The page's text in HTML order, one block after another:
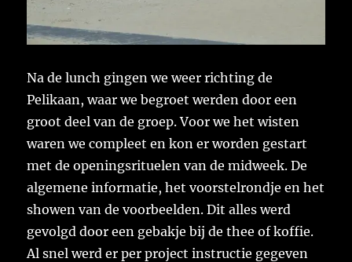
Na de lunch gingen we weer richting de
Pelikaan, waar we begroet werden door een
groot deel van de groep. Voor we het wisten
waren we compleet en kon er worden gestart
met de openingsrituelen van de midweek. De
algemene informatie, het voorstelrondje en het
showen van de voorbeelden. Dit alles werd
gevolgd door een gebakje bij de thee of koffie.
Al snel werd er per project instructie gegeven